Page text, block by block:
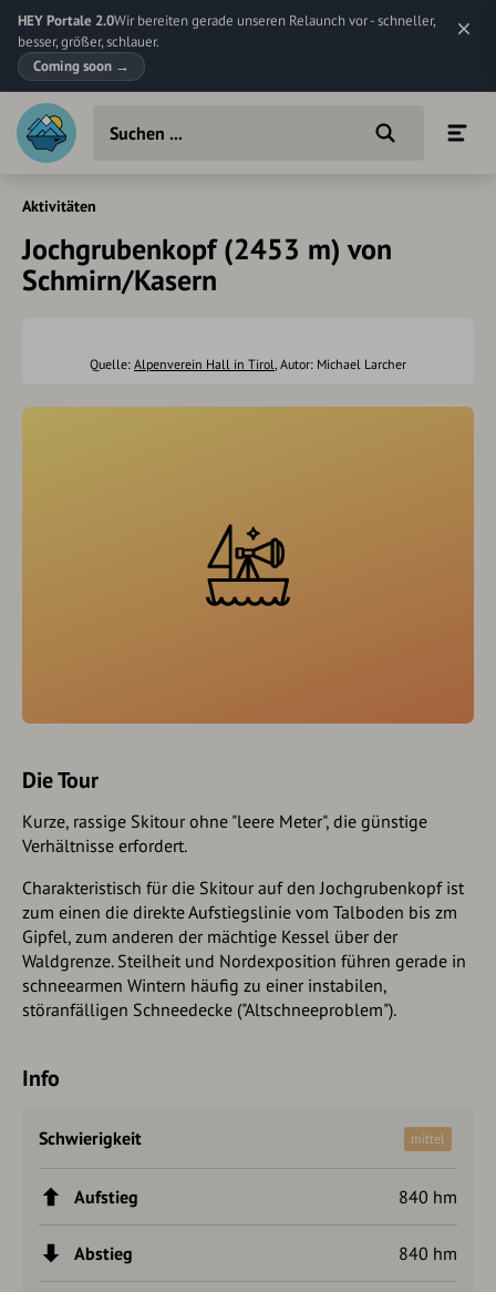
HEY Portale 2.0Wir bereiten gerade unseren Relaunch vor - schneller,
besser, größer, schlauer.
Coming soon →
Aktivitäten
Jochgrubenkopf (2453 m) von
Schmirn/Kasern
Quelle: Alpenverein Hall in Tirol, Autor: Michael Larcher
Die Tour
Kurze, rassige Skitour ohne "leere Meter", die günstige
Verhältnisse erfordert.
Charakteristisch für die Skitour auf den Jochgrubenkopf ist
zum einen die direkte Aufstiegslinie vom Talboden bis zm
Gipfel, zum anderen der mächtige Kessel über der
Waldgrenze. Steilheit und Nordexposition führen gerade in
schneearmen Wintern häufig zu einer instabilen,
störanfälligen Schneedecke ("Altschneeproblem").
Info
Schwierigkeit mittel
Aufstieg 840 hm
Abstieg 840 hm